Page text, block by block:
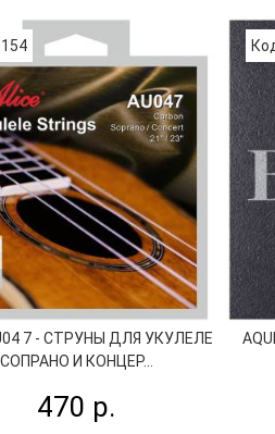
7 - СТРУНЫ ДЛЯ УКУЛЕЛЕ
СОПРАНО И КОНЦЕР...
470 р.